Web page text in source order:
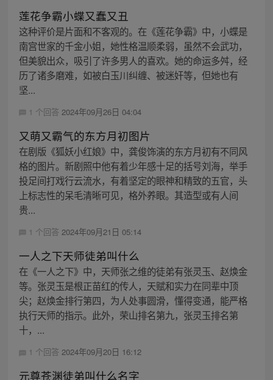
莲花争霸小蝶又蠢又丑
这种评价是片面和不客观的。在《莲花争霸》中，小蝶是
南宫世家的千金小姐，她性格温顺柔弱，虽然不会武功，
但美貌出众，吸引了许多男人的喜欢。她的命运多舛，经
历了诸多磨难，如被白玉川纠缠、被迷奸等，但她也有
坚...
1 个回答 2024年09月26日 04:04
又萌又霸气的东方月初图片
在剧版《狐妖小红娘》中，龚俊饰演的东方月初有不同风
格的图片。新剧照中他有着少年感十足的括号刘海，举手
投足间打戏行云流水，有着坚定的眼神和精致的五官，头
上标志性的呆毛清晰可见，格外养眼。其造型或有人间
贵...
1 个回答 2024年09月21日 05:14
一人之下天师徒弟叫什么
在《一人之下》中，天师张之维的徒弟有张灵玉、赵焕金
等。张灵玉是根正苗红的传人，天赋和实力在同辈中顶
尖；赵焕金排行第四，为人处事圆滑，懂得变通，能严格
执行天师的指示。此外，荣山排名第九，张灵玉排名第
十，...
1 个回答 2024年09月20日 16:12
元尊苍渊徒弟叫什么名字